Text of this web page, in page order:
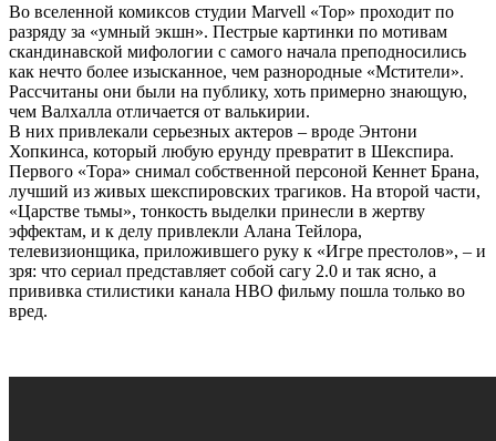
Во вселенной комиксов студии Marvell «Тор» проходит по
разряду за «умный экшн». Пестрые картинки по мотивам
скандинавской мифологии с самого начала преподносились
как нечто более изысканное, чем разнородные «Мстители».
Рассчитаны они были на публику, хоть примерно знающую,
чем Валхалла отличается от валькирии.
В них привлекали серьезных актеров – вроде Энтони
Хопкинса, который любую ерунду превратит в Шекспира.
Первого «Тора» снимал собственной персоной Кеннет Брана,
лучший из живых шекспировских трагиков. На второй части,
«Царстве тьмы», тонкость выделки принесли в жертву
эффектам, и к делу привлекли Алана Тейлора,
телевизионщика, приложившего руку к «Игре престолов», – и
зря: что сериал представляет собой сагу 2.0 и так ясно, а
прививка стилистики канала HBO фильму пошла только во
вред.